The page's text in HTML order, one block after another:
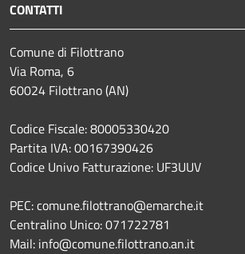
CONTATTI
Comune di Filottrano
Via Roma, 6
60024 Filottrano (AN)
Codice Fiscale: 80005330420
Partita IVA: 00167390426
Codice Univo Fatturazione: UF3UUV
PEC: comune.filottrano@emarche.it
Centralino Unico: 071722781
Mail: info@comune.filottrano.an.it